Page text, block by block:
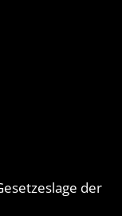
der